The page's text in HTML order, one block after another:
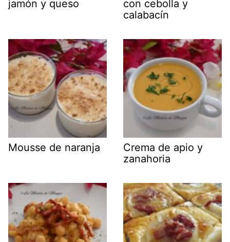
jamón y queso
con cebolla y
calabacín
Mousse de naranja
Crema de apio y
zanahoria